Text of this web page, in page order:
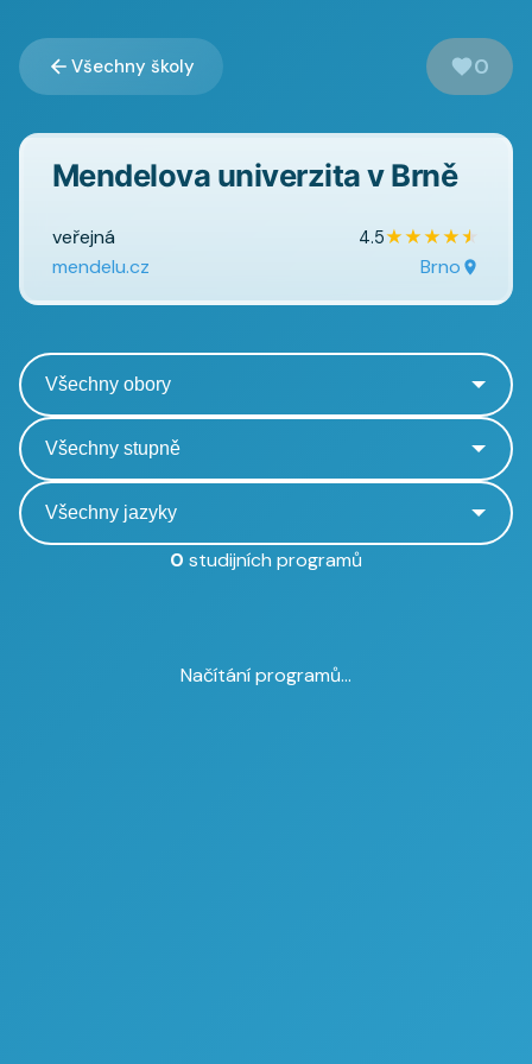
Všechny školy 0
Mendelova univerzita v Brně
veřejná 4.5★★★★★
mendelu.cz Brno
0 studijních programů
Načítání programů...